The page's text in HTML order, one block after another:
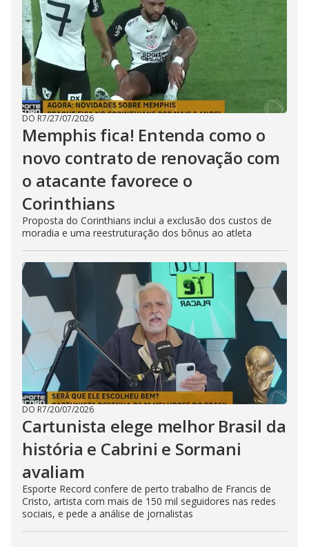
DO R7/27/07/2026
Memphis fica! Entenda como o
novo contrato de renovação com
o atacante favorece o
Corinthians
Proposta do Corinthians inclui a exclusão dos custos de
moradia e uma reestruturação dos bônus ao atleta
DO R7/20/07/2026
Cartunista elege melhor Brasil da
história e Cabrini e Sormani
avaliam
Esporte Record confere de perto trabalho de Francis de
Cristo, artista com mais de 150 mil seguidores nas redes
sociais, e pede a análise de jornalistas